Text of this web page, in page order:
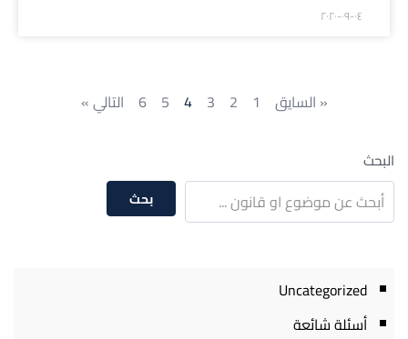
۲۰۲۰-۰۹-۰٤
« السايق 1
2
3
4
5
6 التالي »
البحث
بحث
Uncategorized
أسئلة شائعة